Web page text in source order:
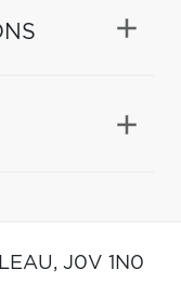
J0V 1N0